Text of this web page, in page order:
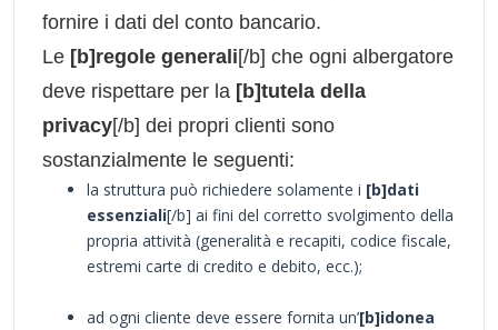
fornire i dati del conto bancario.
Le [b]regole generali[/b] che ogni albergatore
deve rispettare per la [b]tutela della
privacy[/b] dei propri clienti sono
sostanzialmente le seguenti:
la struttura può richiedere solamente i [b]dati
essenziali[/b] ai fini del corretto svolgimento della
propria attività (generalità e recapiti, codice fiscale,
estremi carte di credito e debito, ecc.);
ad ogni cliente deve essere fornita un’[b]idonea